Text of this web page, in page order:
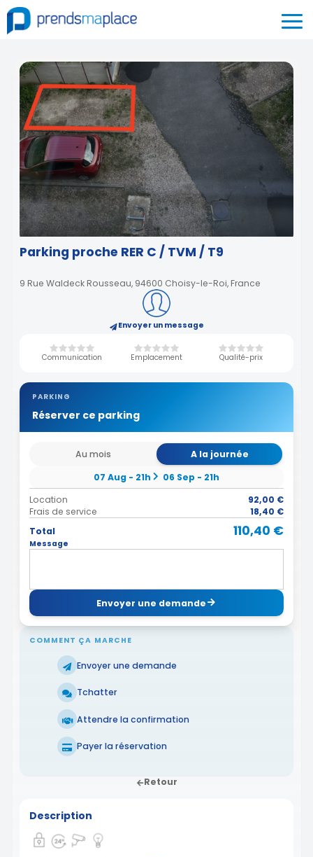
Parking proche RER C / TVM / T9
9 Rue Waldeck Rousseau, 94600 Choisy-le-Roi, France
Envoyer un message
Communication Emplacement Qualité-prix
PARKING
Réserver ce parking
Au mois
A la journée
07 Aug - 21h
06 Sep - 21h
Location
92,00 €
Frais de service
18,40 €
Total
110,40 €
Message
Envoyer une demande
COMMENT ÇA MARCHE
Envoyer une demande
Tchatter
Attendre la confirmation
Payer la réservation
Retour
Description